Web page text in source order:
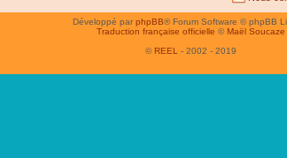
Développé parphpBB® Forum Software © phpBB
Traduction française officielle © Maël Soucaze
© REEL - 2002 - 2019